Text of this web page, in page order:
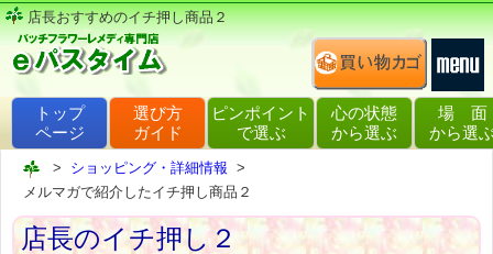
店長おすすめのイチ押し商品２
トップ
ページ
選び方
ガイド
ピンポイント
で選ぶ
心の状態
から選ぶ
場 面
から選
ショッピング・詳細情報
メルマガで紹介したイチ押し商品２
店長のイチ押し２